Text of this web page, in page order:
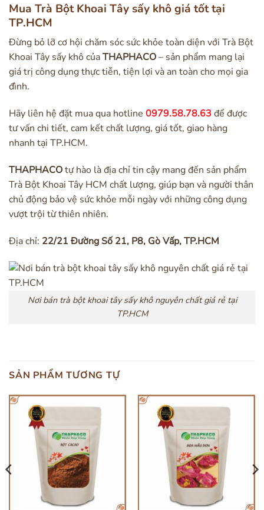
Mua Trà Bột Khoai Tây sấy khô giá tốt tại
TP.HCM
Đừng bỏ lỡ cơ hội chăm sóc sức khỏe toàn diện với Trà Bột
Khoai Tây sấy khô củaTHAPHACO– sản phẩm mang lại
giá trị công dụng thực tiễn, tiện lợi và an toàn cho mọi gia
đình.
Hãy liên hệ đặt mua qua hotline 0979.58.78.63 để được
tư vấn chi tiết, cam kết chất lượng, giá tốt, giao hàng
nhanh tại TP.HCM.
THAPHACOtự hào là địa chỉ tin cậy mang đến sản phẩm
Trà Bột Khoai Tây HCM chất lượng, giúp bạn và người thân
chủ động bảo vệ sức khỏe mỗi ngày với những công dụng
vượt trội từ thiên nhiên.
Địa chỉ: 22/21 Đường Số 21, P8, Gò Vấp, TP.HCM
Nơi bán trà bột khoai tây sấy khô nguyên chất giá rẻ tại
TP.HCM
SẢN PHẨM TƯƠNG TỰ